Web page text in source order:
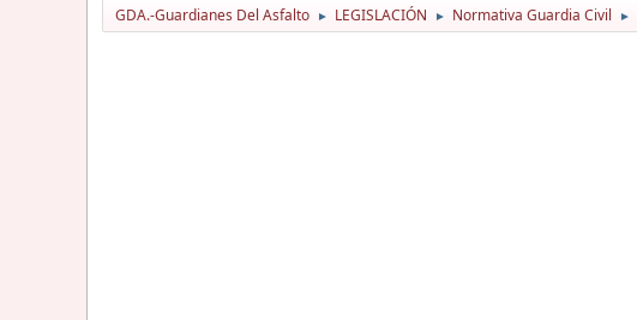
GDA.-Guardianes Del Asfalto ► LEGISLACIÓN ► Normativa Guardia Civil ►